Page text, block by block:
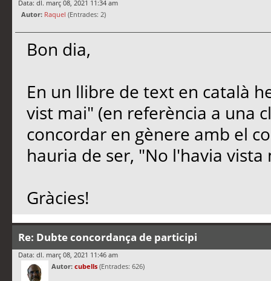
Data: dl. març 08, 2021 11:34 am
Autor: Raquel (Entrades: 2)
Bon dia,
En un llibre de text en català
vist mai" (en referència a una
concordar en gènere amb el
hauria de ser, "No l'havia vista
Gràcies!
Re: Dubte concordança de participi
Data: dl. març 08, 2021 11:46 am
Autor: cubells (Entrades: 626)